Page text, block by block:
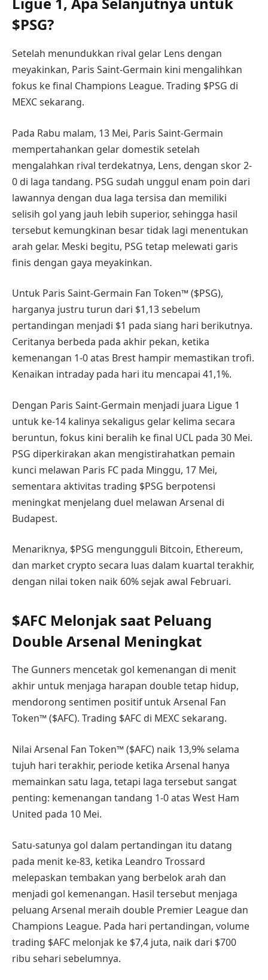
$PSG?
Setelah menundukkan rival gelar Lens dengan
meyakinkan, Paris Saint-Germain kini mengalihkan
fokus ke final Champions League. Trading $PSG di
MEXC sekarang.
Pada Rabu malam, 13 Mei, Paris Saint-Germain
mempertahankan gelar domestik setelah
mengalahkan rival terdekatnya, Lens, dengan skor 2-
0 di laga tandang. PSG sudah unggul enam poin dari
lawannya dengan dua laga tersisa dan memiliki
selisih gol yang jauh lebih superior, sehingga hasil
tersebut kemungkinan besar tidak lagi menentukan
arah gelar. Meski begitu, PSG tetap melewati garis
finis dengan gaya meyakinkan.
Untuk Paris Saint-Germain Fan Token™ ($PSG),
harganya justru turun dari $1,13 sebelum
pertandingan menjadi $1 pada siang hari berikutnya.
Ceritanya berbeda pada akhir pekan, ketika
kemenangan 1-0 atas Brest hampir memastikan trofi.
Kenaikan intraday pada hari itu mencapai 41,1%.
Dengan Paris Saint-Germain menjadi juara Ligue 1
untuk ke-14 kalinya sekaligus gelar kelima secara
beruntun, fokus kini beralih ke final UCL pada 30 Mei.
PSG diperkirakan akan mengistirahatkan pemain
kunci melawan Paris FC pada Minggu, 17 Mei,
sementara aktivitas trading $PSG berpotensi
meningkat menjelang duel melawan Arsenal di
Budapest.
Menariknya, $PSG mengungguli Bitcoin, Ethereum,
dan market crypto secara luas dalam kuartal terakhir,
dengan nilai token naik 60% sejak awal Februari.
$AFC Melonjak saat Peluang
Double Arsenal Meningkat
The Gunners mencetak gol kemenangan di menit
akhir untuk menjaga harapan double tetap hidup,
mendorong sentimen positif untuk Arsenal Fan
Token™ ($AFC). Trading $AFC di MEXC sekarang.
Nilai Arsenal Fan Token™ ($AFC) naik 13,9% selama
tujuh hari terakhir, periode ketika Arsenal hanya
memainkan satu laga, tetapi laga tersebut sangat
penting: kemenangan tandang 1-0 atas West Ham
United pada 10 Mei.
Satu-satunya gol dalam pertandingan itu datang
pada menit ke-83, ketika Leandro Trossard
melepaskan tembakan yang berbelok arah dan
menjadi gol kemenangan. Hasil tersebut menjaga
peluang Arsenal meraih double Premier League dan
Champions League. Pada hari pertandingan, volume
trading $AFC melonjak ke $7,4 juta, naik dari $700
ribu sehari sebelumnya.